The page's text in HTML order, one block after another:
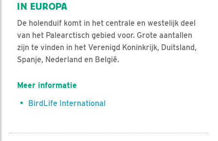
IN EUROPA
De holenduif komt in het centrale en westelijk deel
van het Palearctisch gebied voor. Grote aantallen
zijn te vinden in het Verenigd Koninkrijk, Duitsland,
Spanje, Nederland en België.
Meer informatie
BirdLife International